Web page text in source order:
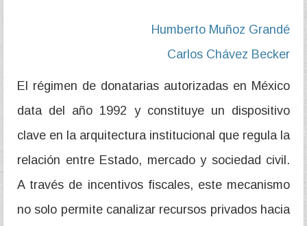
Humberto Muñoz Grandé
Carlos Chávez Becker
El régimen de donatarias autorizadas en México
data del año 1992 y constituye un dispositivo
clave en la arquitectura institucional que regula la
relación entre Estado, mercado y sociedad civil.
A través de incentivos fiscales, este mecanismo
no solo permite canalizar recursos privados hacia